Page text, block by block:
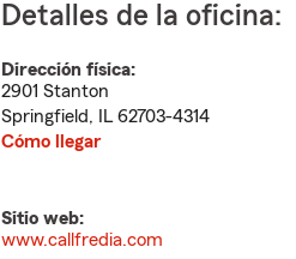
Detalles de la oficina:
Dirección física:
2901 Stanton
Springfield, IL 62703-4314
Cómo llegar
Sitio web:
www.callfredia.com